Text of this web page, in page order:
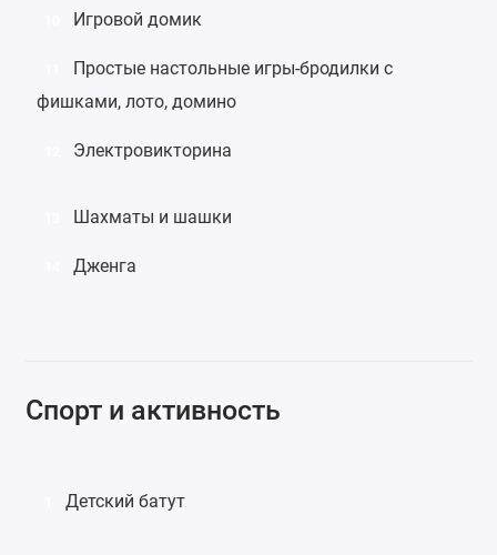
Игровой домик
Простые настольные игры-бродилки с
фишками, лото, домино
Электровикторина
Шахматы и шашки
Дженга
Спорт и активность
Детский батут